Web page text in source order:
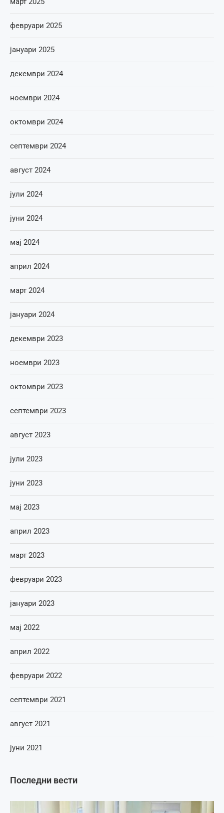
Последни вести
февруари 2025
јануари 2025
декември 2024
ноември 2024
октомври 2024
септември 2024
август 2024
јули 2024
јуни 2024
мај 2024
април 2024
март 2024
јануари 2024
декември 2023
ноември 2023
октомври 2023
септември 2023
август 2023
јули 2023
јуни 2023
мај 2023
април 2023
март 2023
февруари 2023
јануари 2023
мај 2022
април 2022
февруари 2022
септември 2021
август 2021
јуни 2021